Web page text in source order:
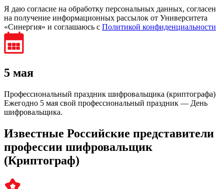
Я даю согласие на обработку персональных данных, согласен
на получение информационных рассылок от Университета
«Синергия» и соглашаюсь c Политикой конфиденциальности
5 мая
Профессиональный праздник шифровальщика (криптографа)
Ежегодно 5 мая свой профессиональный праздник — День
шифровальщика.
Известные Российские представители
профессии шифровальщик
(Криптограф)